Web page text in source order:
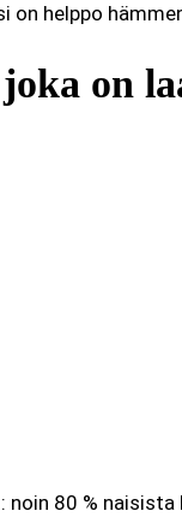
on helppo
on
: noin 80 %